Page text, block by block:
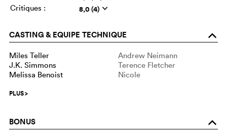
Critiques : 8,0 (4) q
CASTING & EQUIPE TECHNIQUE o
Miles Teller
Andrew Neimann
J.K. Simmons
Terence Fletcher
Melissa Benoist
Nicole
PLUS>
BONUS o